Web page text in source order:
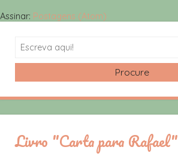
Assinar: Postagens (Atom)
Search
Livro "Carta para Rafael"